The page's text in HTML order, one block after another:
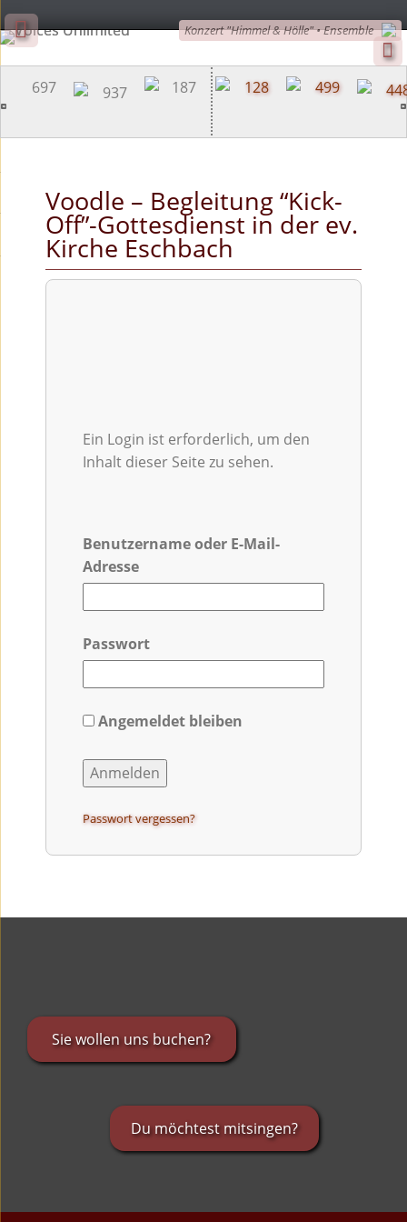
Skip
to
content
Konzert "Himmel & Hölle" • Ensemble
Voodle – Begleitung “Kick-
Off”-Gottesdienst in der ev.
Kirche Eschbach
Ein Login ist erforderlich, um den
Inhalt dieser Seite zu sehen.
Benutzername oder E-Mail-
Adresse
Passwort
Angemeldet bleiben
Passwort vergessen?
Sie wollen uns buchen?
Du möchtest mitsingen?